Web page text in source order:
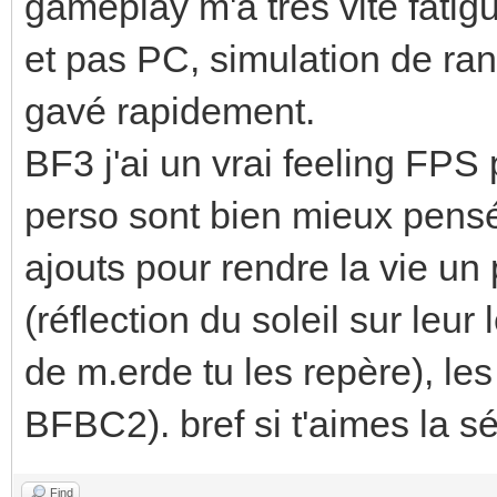
et pas PC, simulation de
gavé rapidement.
BF3 j'ai un vrai feeling
perso sont bien mieux
ajouts pour rendre la vie
(réflection du soleil sur leur
de m.erde tu les repère),
BFBC2). bref si t'aimes la
Find